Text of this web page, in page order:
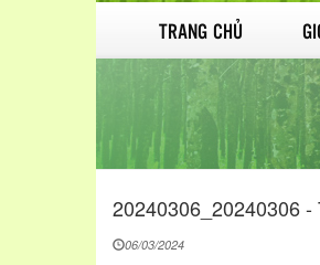
TRANG CHỦ
20240306_20240306
06/03/2024